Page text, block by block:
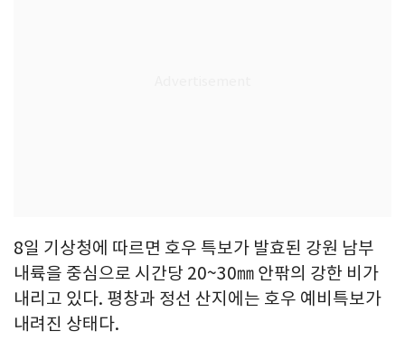
8일 기상청에 따르면 호우 특보가 발효된 강원 남부
내륙을 중심으로 시간당 20~30㎜ 안팎의 강한 비가
내리고 있다. 평창과 정선 산지에는 호우 예비특보가
내려진 상태다.